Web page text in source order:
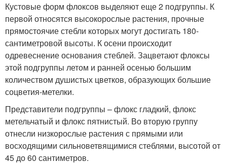
Кустовые форм флоксов выделяют еще 2 подгруппы. К
первой относятся высокорослые растения, прочные
прямостоячие стебли которых могут достигать 180-
сантиметровой высоты. К осени происходит
одревеснение основания стеблей. Зацветают флоксы
этой подгруппы летом и ранней осенью большим
количеством душистых цветков, образующих большие
соцветия-метелки.
Представители подгруппы – флокс гладкий, флокс
метельчатый и флокс пятнистый. Во вторую группу
отнесли низкорослые растения с прямыми или
восходящими сильноветвящимися стеблями, высотой от
45 до 60 сантиметров.